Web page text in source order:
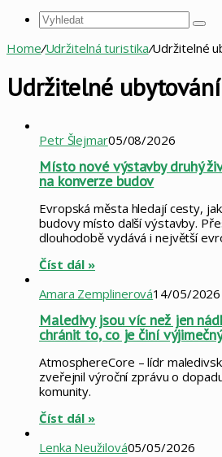
Home/Udržitelná turistika/Udržitelné
Udržitelné ubytování
Petr Šlejmar05/08/2026
Místo nové výstavby druhý
na konverze budov
Evropská města hledají cesty,
budovy místo další výstavby.
dlouhodobě vydává i největší
Číst dál »
Amara Zemplinerová14/05/2026
Maledivy jsou víc než jen
chránit to, co je činí
AtmosphereCore – lídr
zveřejnil výroční zprávu o
komunity.
Číst dál »
Lenka Neužilová05/05/2026